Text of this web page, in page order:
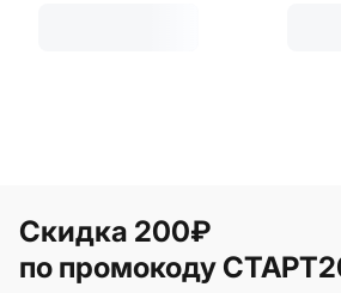
Скидка 200₽
по промокоду